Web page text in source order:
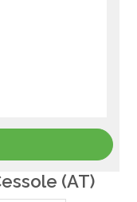
(AT)